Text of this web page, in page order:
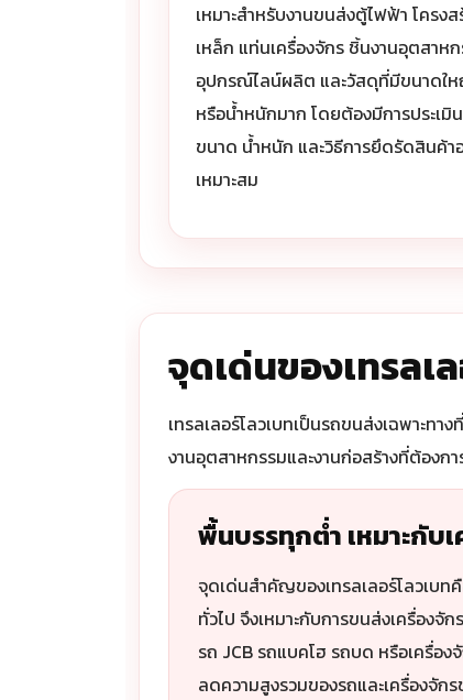
เหมาะสำหรับงานขนส่งตู้ไฟฟ้า โครงส
เหล็ก แท่นเครื่องจักร ชิ้นงานอุตสาห
อุปกรณ์ไลน์ผลิต และวัสดุที่มีขนาดใ
หรือน้ำหนักมาก โดยต้องมีการประเมิน
ขนาด น้ำหนัก และวิธีการยึดรัดสินค้า
เหมาะสม
จุดเด่นของเทรลเ
เทรลเลอร์โลวเบทเป็นรถขนส่งเฉพาะท
งานอุตสาหกรรมและงานก่อสร้างที่ต้องก
พื้นบรรทุกต่ำ เหมาะกับ
จุดเด่นสำคัญของเทรลเลอร์โลวเบท
ทั่วไป จึงเหมาะกับการขนส่งเครื่อง
รถ JCB รถแบคโฮ รถบด หรือเครื่อง
ลดความสูงรวมของรถและเครื่องจัก